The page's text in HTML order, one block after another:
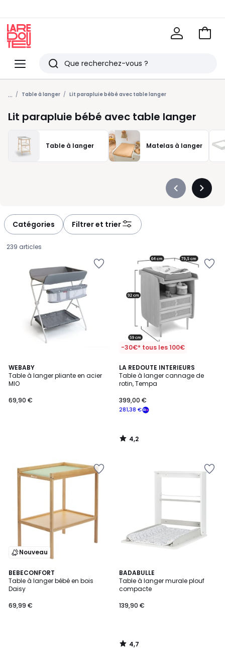
Menu
Redoute
Rechercher
Derniers
articles
vus
Voir
... Table à langer Lit parapluie bébé avec table langer
Lit parapluie bébé avec table langer
Table à langer Matelas à langer
Précédent
Catégories Filtrer et trier
239 articles
WEBABY
Table à langer pliante en acier
MIO
€.
69,90 €
-30€* tous les 100€
LA REDOUTE INTERIEURS
Table à langer cannage de
rotin, Tempa
281,38 €
399,00 €
4,2
/ 5
4,2
/
Nouveau
BEBECONFORT
Table à langer bébé en bois
Daisy
69,99 €
BADABULLE
Table à langer murale plouf
compacte
139,90 €
4,7
/ 5
4,7
/